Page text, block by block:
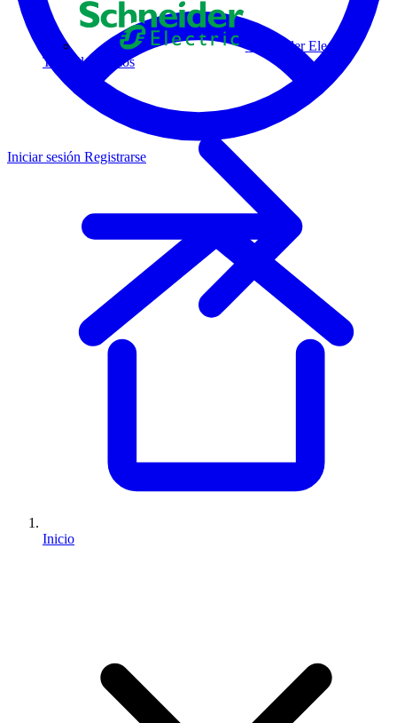
Schneider Electric
Todos los socios
Iniciar sesión Registrarse
Inicio